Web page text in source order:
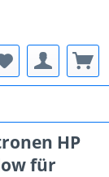
HP
für